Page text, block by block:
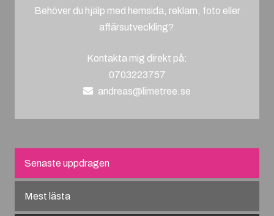
Behöver du hjälp med hemsida, reklam, foto eller
affärsutveckling?
Kontakta mig direkt på:
0703223757
andreas@limetree.se
Senaste uppdragen
Mest lästa